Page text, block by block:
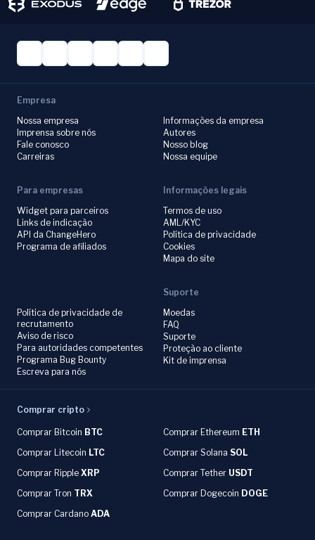
Empresa
Nossa empresa
Imprensa sobre nós
Fale conosco
Carreiras
Informações da empresa
Autores
Nosso blog
Nossa equipe
Para empresas
Widget para parceiros
Links de indicação
API da ChangeHero
Programa de afiliados
Informações legais
Termos de uso
AML/KYC
Política de privacidade
Cookies
Mapa do site
Política de privacidade de
recrutamento
Aviso de risco
Para autoridades competentes
Programa Bug Bounty
Escreva para nós
Suporte
Moedas
FAQ
Suporte
Proteção ao cliente
Kit de imprensa
Comprar cripto
Comprar Bitcoin BTC Comprar Ethereum ETH
Comprar Litecoin LTC Comprar Solana SOL
Comprar Ripple XRP Comprar Tether USDT
Comprar Tron TRX Comprar Dogecoin DOGE
Comprar Cardano ADA